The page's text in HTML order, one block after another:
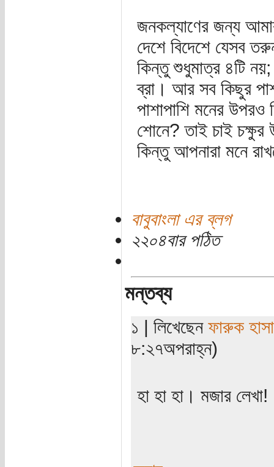
জনকল্যাণের জন্য
দেশে বিদেশে যেসব
কিন্তু শুধুমাত্র ৪টি নয়;
ব্রা। আর সব কিছুর
পাশাপাশি মনের
শোনে? তাই চাই চক্ষুর
কিন্তু আপনারা মনে
বাবুবাংলা এর ব্লগ
২২০৪বার পঠিত
মন্তব্য
১ | লিখেছেন ফারুক
৮:২৭অপরাহ্ন)
হা হা হা। মজার লেখা!